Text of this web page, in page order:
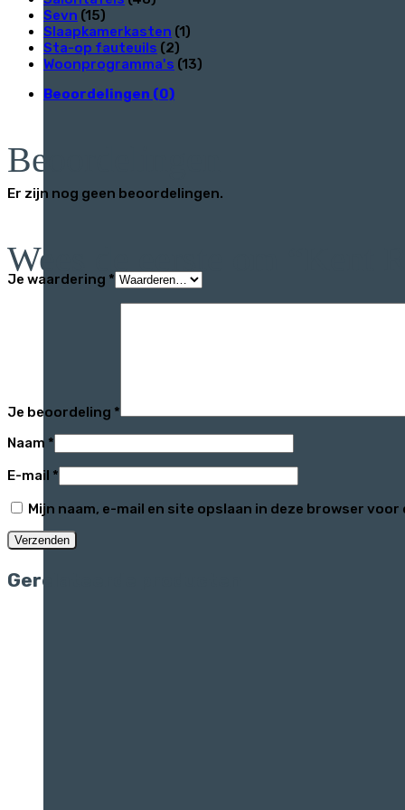
Sevn (15)
Slaapkamerkasten (1)
Sta-op fauteuils (2)
Woonprogramma's (13)
Beoordelingen (0)
Beoordelingen
Er zijn nog geen beoordelingen.
Wees de eerste om “Kent
Je waardering *
Je beoordeling *
Naam *
E-mail *
Mijn naam, e-mail en site opslaan in deze browser
Gerelateerde producten